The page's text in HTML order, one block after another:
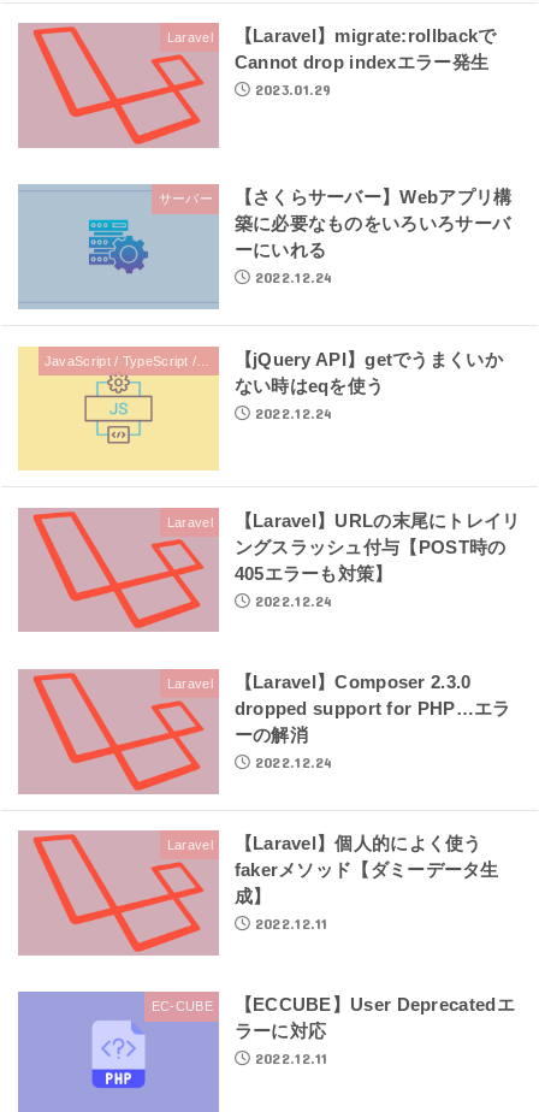
Laravel
【Laravel】migrate:rollbackで
Cannot drop indexエラー発生
2023.01.29
サーバー
【さくらサーバー】Webアプリ構
築に必要なものをいろいろサーバ
ーにいれる
2022.12.24
【jQuery API】getでうまくいか
ない時はeqを使う
2022.12.24
Laravel
【Laravel】URLの末尾にトレイリ
ングスラッシュ付与【POST時の
405エラーも対策】
2022.12.24
Laravel
【Laravel】Composer 2.3.0
dropped support for PHP…エラ
ーの解消
2022.12.24
Laravel
【Laravel】個人的によく使う
fakerメソッド【ダミーデータ生
成】
2022.12.11
EC-CUBE
【ECCUBE】User Deprecatedエ
ラーに対応
2022.12.11